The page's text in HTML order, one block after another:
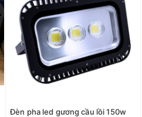
Đèn pha led gương cầu lồi 150w